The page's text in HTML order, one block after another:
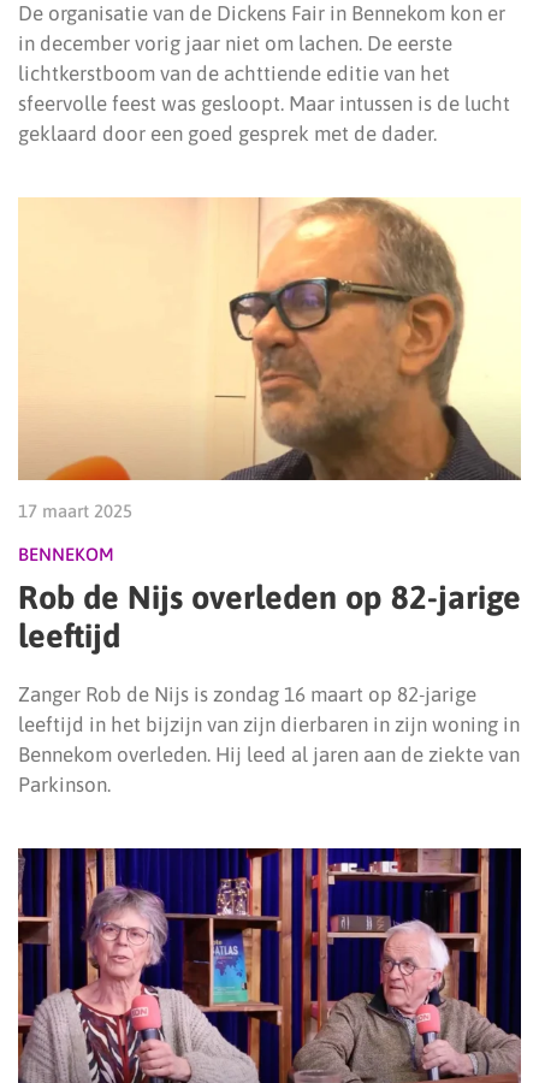
De organisatie van de Dickens Fair in Bennekom kon er
in december vorig jaar niet om lachen. De eerste
lichtkerstboom van de achttiende editie van het
sfeervolle feest was gesloopt. Maar intussen is de lucht
geklaard door een goed gesprek met de dader.
17 maart 2025
BENNEKOM
Rob de Nijs overleden op 82-jarige
leeftijd
Zanger Rob de Nijs is zondag 16 maart op 82-jarige
leeftijd in het bijzijn van zijn dierbaren in zijn woning in
Bennekom overleden. Hij leed al jaren aan de ziekte van
Parkinson.